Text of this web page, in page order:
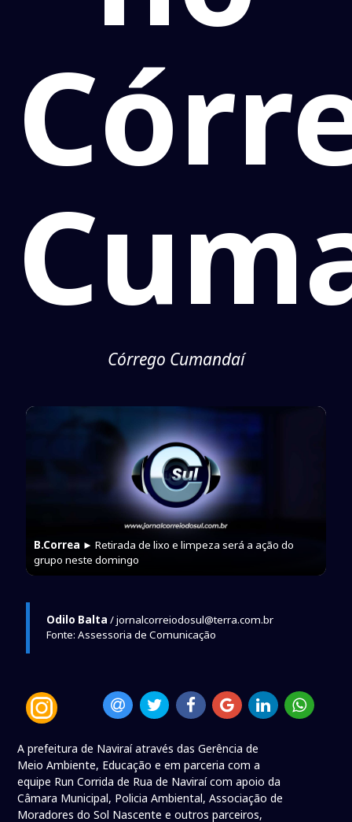
Córrego Cumandaí
B.Correa ► Retirada de lixo e limpeza será a ação do
grupo neste domingo
Odilo Balta / jornalcorreiodosul@terra.com.br
Fonte: Assessoria de Comunicação
A prefeitura de Naviraí através das Gerência de
Meio Ambiente, Educação e em parceria com a
equipe Run Corrida de Rua de Naviraí com apoio da
Câmara Municipal, Policia Ambiental, Associação de
Moradores do Sol Nascente e outros parceiros,